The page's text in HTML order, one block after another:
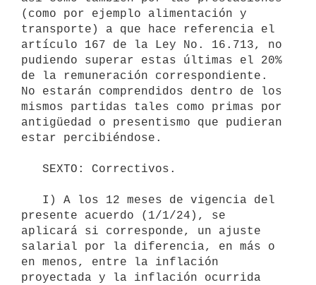
(como por ejemplo alimentación y
transporte) a que hace referencia el
artículo 167 de la Ley No. 16.713, no
pudiendo superar estas últimas el 20%
de la remuneración correspondiente.
No estarán comprendidos dentro de los
mismos partidas tales como primas por
antigüedad o presentismo que pudieran
estar percibiéndose.
presente acuerdo (1/1/24), se
aplicará si corresponde, un ajuste
salarial por la diferencia, en más o
en menos, entre la inflación
proyectada y la inflación ocurrida